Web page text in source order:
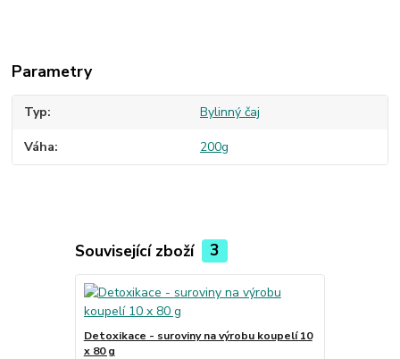
Parametry
Typ Bylinný čaj
Váha 200g
Související zboží 3
Detoxikace - suroviny na výrobu koupelí 10
x 80 g